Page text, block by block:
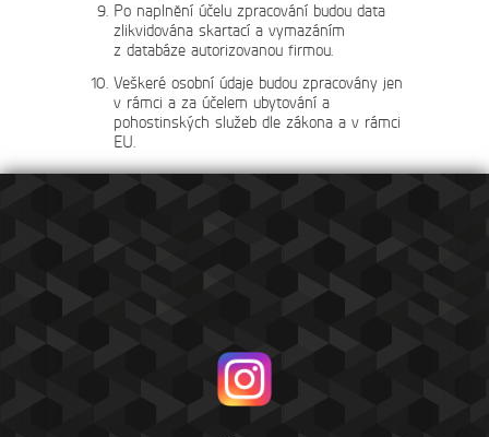
Po naplnění účelu zpracování budou data
zlikvidována skartací a vymazáním
z databáze autorizovanou firmou.
Veškeré osobní údaje budou zpracovány jen
v rámci a za účelem ubytování a
pohostinských služeb dle zákona a v rámci
EU.